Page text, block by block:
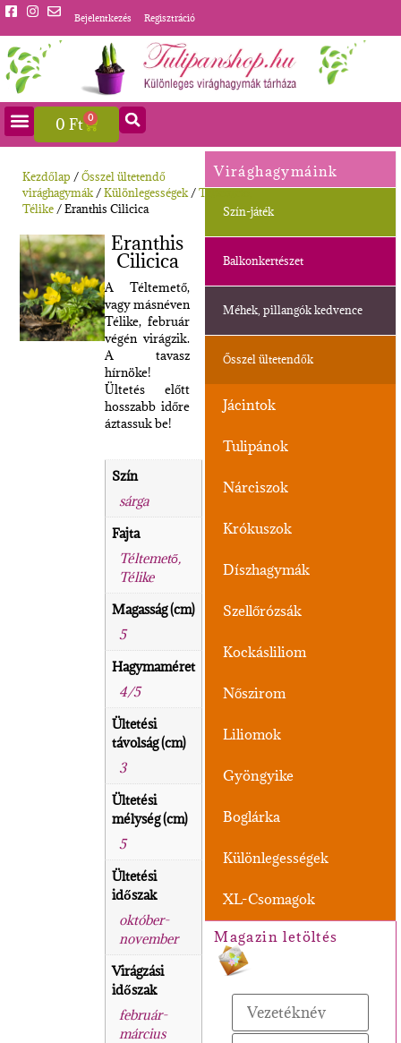
Bejelentkezés Regisztráció
0 Ft 0
Virághagymáink
Szín-játék
Balkonkertészet
Méhek, pillangók kedvence
Ősszel ültetendők
Jácintok
Tulipánok
Nárciszok
Krókuszok
Díszhagymák
Szellőrózsák
Kockásliliom
Nőszirom
Liliomok
Gyöngyike
Boglárka
Különlegességek
XL-Csomagok
Magazin letöltés
Kezdőlap /Ősszel ültetendő
virághagymák/Különlegességek/Téltemető,
Télike / Eranthis Cilicica
Eranthis
Cilicica
A Téltemető,
vagy másnéven
Télike, február
végén virágzik.
A tavasz
hírnöke!
Ültetés előtt
hosszabb időre
áztassuk be!
Szín
sárga
Fajta
Téltemető,
Télike
Magasság (cm)
5
Hagymaméret
4/5
Ültetési
távolság (cm)
3
Ültetési
mélység (cm)
5
Ültetési
időszak
október-
november
Virágzási
időszak
február-
március